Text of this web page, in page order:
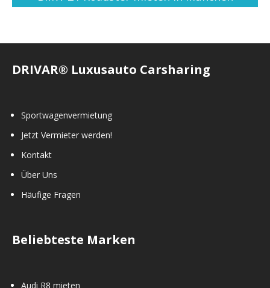
DRIVAR® Luxusauto Carsharing
Sportwagenvermietung
Jetzt Vermieter werden!
Kontakt
Über Uns
Häufige Fragen
Beliebteste Marken
Audi R8 mieten